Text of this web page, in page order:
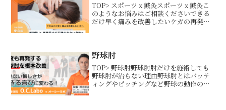
TOP> スポーツ x 鍼灸スポーツ x 鍼灸こ
のようなお悩みはご相談くださいできる
だけ早く痛みを改善したいケガの再発を
合や大会に向...
野球肘
TOP> 野球肘野球肘肘だけを施術しても
野球肘が治らない理由野球肘とはバッテ
ィングやピッチングなど野球の動作の反